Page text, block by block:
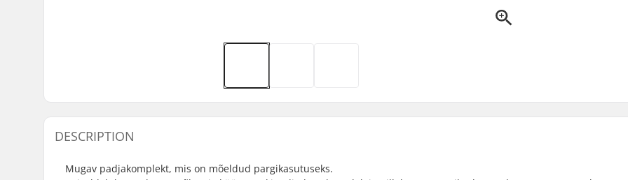
DESCRIPTION
Mugav padjakomplekt, mis on mõeldud pargikasutuseks.